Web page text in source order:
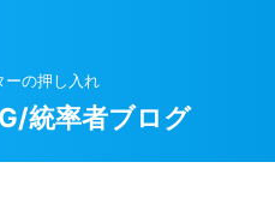
ーの押し入れ
統率者ブログ